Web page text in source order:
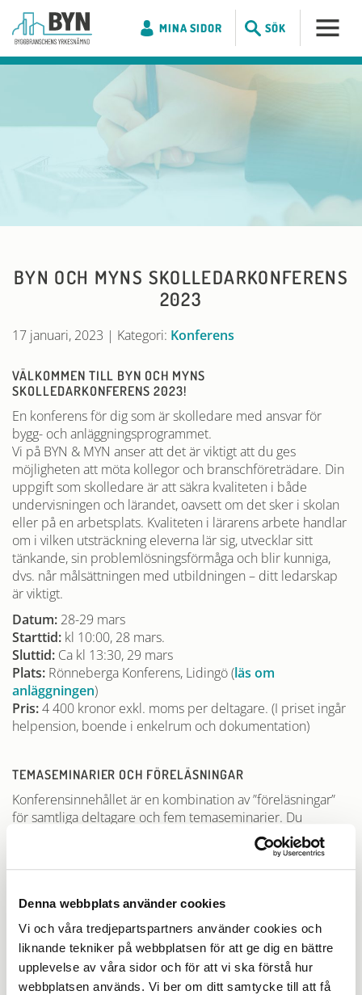
Denna webbplats använder cookies
Vi och våra tredjepartspartners använder cookies och
liknande tekniker på webbplatsen för att ge dig en bättre
upplevelse av våra sidor och för att vi ska förstå hur
webbplatsen används. Vi ber om ditt samtycke till att få
MINA SIDOR SÖK
BYN OCH MYNS SKOLLEDARKONFERENS
2023
17 januari, 2023 | Kategori: Konferens
VÄLKOMMEN TILL BYN OCH MYNS
SKOLLEDARKONFERENS 2023!
En konferens för dig som är skolledare med ansvar för
bygg- och anläggningsprogrammet.
Vi på BYN & MYN anser att det är viktigt att du ges
möjligheten att möta kollegor och branschföreträdare. Din
uppgift som skolledare är att säkra kvaliteten i både
undervisningen och lärandet, oavsett om det sker i skolan
eller på en arbetsplats. Kvaliteten i lärarens arbete handlar
om i vilken utsträckning eleverna lär sig, utvecklar sitt
tänkande, sin problemlösningsförmåga och blir kunniga,
dvs. når målsättningen med utbildningen – ditt ledarskap
är viktigt.
Datum: 28-29 mars
Starttid: kl 10:00, 28 mars.
Sluttid: Ca kl 13:30, 29 mars
Plats: Rönneberga Konferens, Lidingö (läs om
anläggningen)
Pris:4 400 kronor exkl. moms per deltagare. (I priset ingår
helpension, boende i enkelrum och dokumentation)
TEMASEMINARIER OCH FÖRELÄSNINGAR
Konferensinnehållet är en kombination av ”föreläsningar”
för samtliga deltagare och fem temaseminarier. Du
kommer att ges möjlighet att delta i alla temaseminarierna.
betydelse för utvecklingen och kvaliteten på de
utbildningar som riktar sig till bygg- och anläggningsyrkena.
Varje seminarium har en seminarieledare som är valda
utifrån erfarenheter och kunnande. Det kommer att finnas
utrymme för dialog och erfarenhetsutbyte inom varje
seminarier.